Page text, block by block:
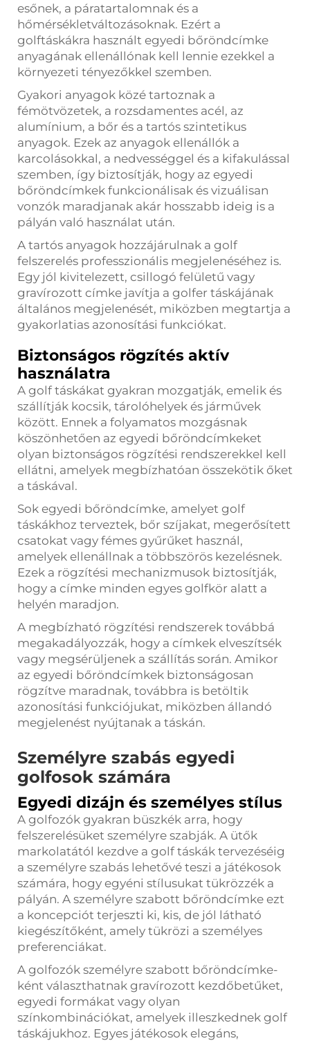
esőnek, a páratartalomnak és a
hőmérsékletváltozásoknak. Ezért a
golftáskákra használt egyedi bőröndcímke
anyagának ellenállónak kell lennie ezekkel a
környezeti tényezőkkel szemben.
Gyakori anyagok közé tartoznak a
fémötvözetek, a rozsdamentes acél, az
alumínium, a bőr és a tartós szintetikus
anyagok. Ezek az anyagok ellenállók a
karcolásokkal, a nedvességgel és a kifakulással
szemben, így biztosítják, hogy az egyedi
bőröndcímkek funkcionálisak és vizuálisan
vonzók maradjanak akár hosszabb ideig is a
pályán való használat után.
A tartós anyagok hozzájárulnak a golf
felszerelés professzionális megjelenéséhez is.
Egy jól kivitelezett, csillogó felületű vagy
gravírozott címke javítja a golfer táskájának
általános megjelenését, miközben megtartja a
gyakorlatias azonosítási funkciókat.
Biztonságos rögzítés aktív
használatra
A golf táskákat gyakran mozgatják, emelik és
szállítják kocsik, tárolóhelyek és járművek
között. Ennek a folyamatos mozgásnak
köszönhetően az egyedi bőröndcímkeket
olyan biztonságos rögzítési rendszerekkel kell
ellátni, amelyek megbízhatóan összekötik őket
a táskával.
Sok egyedi bőröndcímke, amelyet golf
táskákhoz terveztek, bőr szíjakat, megerősített
csatokat vagy fémes gyűrűket használ,
amelyek ellenállnak a többszörös kezelésnek.
Ezek a rögzítési mechanizmusok biztosítják,
hogy a címke minden egyes golfkör alatt a
helyén maradjon.
A megbízható rögzítési rendszerek továbbá
megakadályozzák, hogy a címkek elveszítsék
vagy megsérüljenek a szállítás során. Amikor
az egyedi bőröndcímkek biztonságosan
rögzítve maradnak, továbbra is betöltik
azonosítási funkciójukat, miközben állandó
megjelenést nyújtanak a táskán.
Személyre szabás egyedi
golfosok számára
Egyedi dizájn és személyes stílus
A golfozók gyakran büszkék arra, hogy
felszerelésüket személyre szabják. A ütők
markolatától kezdve a golf táskák tervezéséig
a személyre szabás lehetővé teszi a játékosok
számára, hogy egyéni stílusukat tükrözzék a
pályán. A személyre szabott bőröndcímke ezt
a koncepciót terjeszti ki, kis, de jól látható
kiegészítőként, amely tükrözi a személyes
preferenciákat.
A golfozók személyre szabott bőröndcímke-
ként választhatnak gravírozott kezdőbetűket,
egyedi formákat vagy olyan
színkombinációkat, amelyek illeszkednek golf
táskájukhoz. Egyes játékosok elegáns,